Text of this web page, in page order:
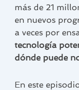
más de 21
en nuevos
a veces por
tecnología
dónde puede
En este